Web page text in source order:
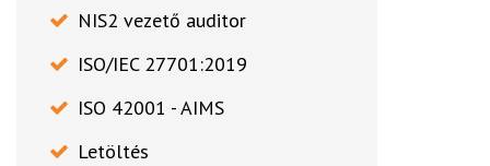
NIS2 vezető auditor
ISO/IEC 27701:2019
ISO 42001 - AIMS
Letöltés